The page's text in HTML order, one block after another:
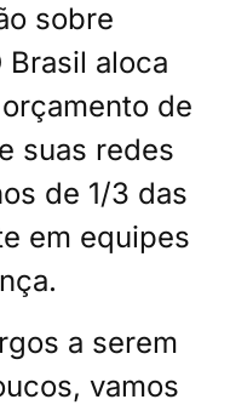
sobre
aloca
de
suas redes
de 1/3 das
em equipes
a serem
vamos